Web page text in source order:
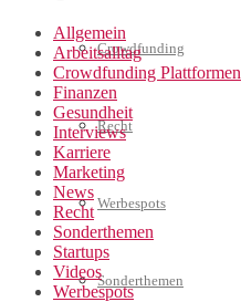
Crowdfunding
Recht
Werbespots
Sonderthemen
Allgemein
Arbeitsalltag
Crowdfunding Plattformen
Finanzen
Gesundheit
Interviews
Karriere
Marketing
News
Recht
Sonderthemen
Startups
Videos
Werbespots